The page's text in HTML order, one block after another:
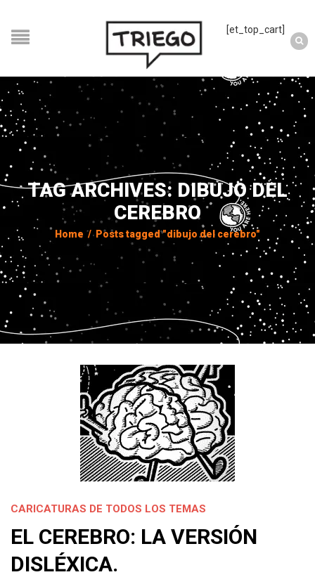
[et_top_cart]
TAG ARCHIVES: DIBUJO DEL
CEREBRO
Home / Posts tagged "dibujo del cerebro"
CARICATURAS DE TODOS LOS TEMAS
EL CEREBRO: LA VERSIÓN
DISLÉXICA.